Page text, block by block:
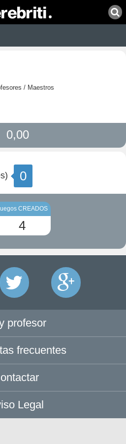
/ Maestros
0,00
0
CREADOS
4
profesor
frecuentes
Legal